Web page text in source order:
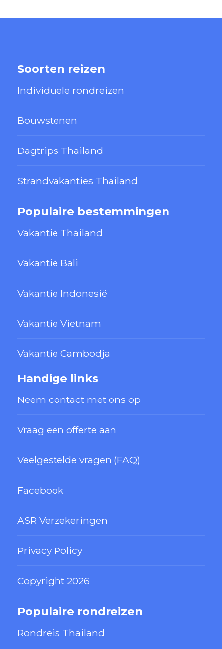
Soorten reizen
Individuele rondreizen
Bouwstenen
Dagtrips Thailand
Strandvakanties Thailand
Populaire bestemmingen
Vakantie Thailand
Vakantie Bali
Vakantie Indonesië
Vakantie Vietnam
Vakantie Cambodja
Handige links
Neem contact met ons op
Vraag een offerte aan
Veelgestelde vragen (FAQ)
Facebook
ASR Verzekeringen
Privacy Policy
Copyright 2026
Populaire rondreizen
Rondreis Thailand